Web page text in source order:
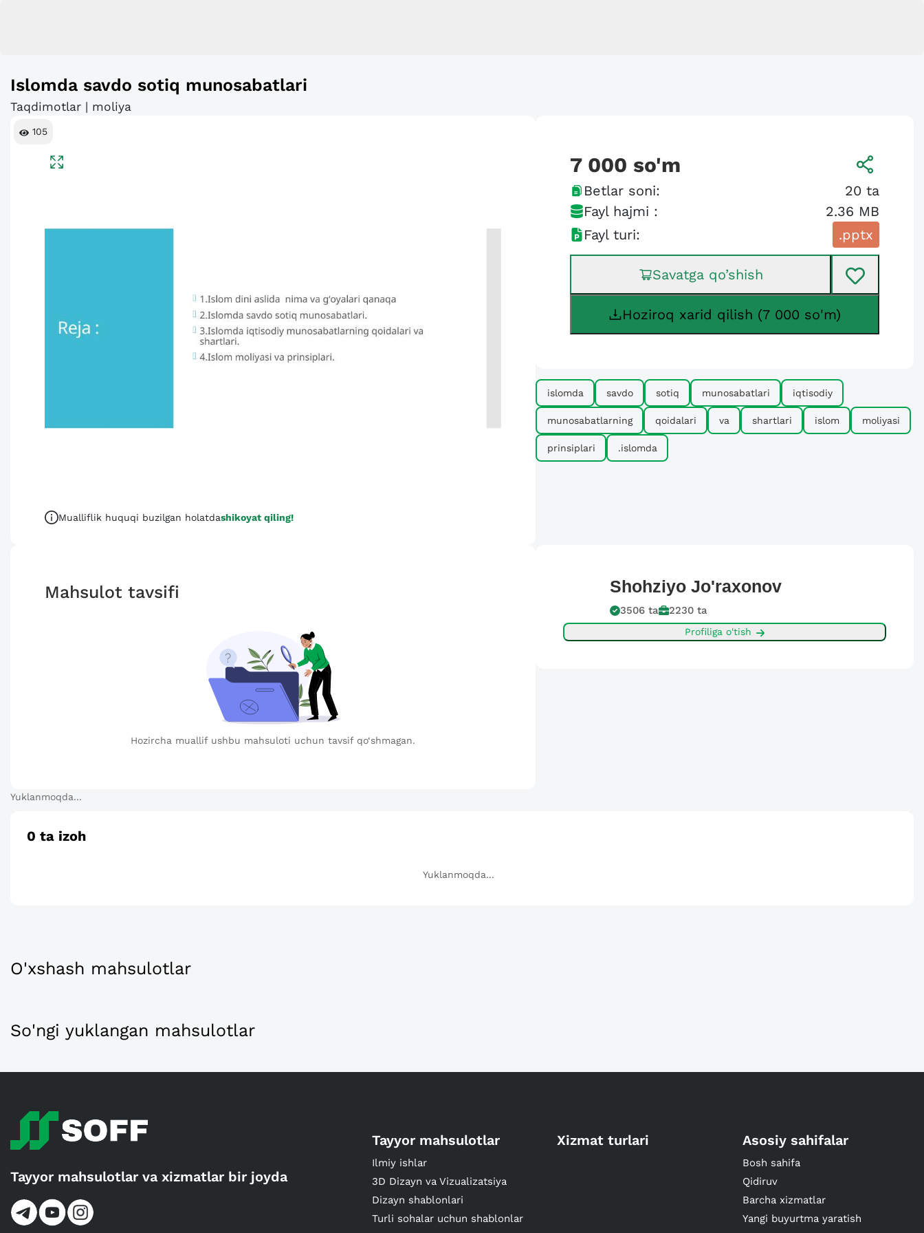
Islomda savdo sotiq munosabatlari
Taqdimotlar | moliya
105
Mualliflik huquqi buzilgan holatdashikoyat qiling!
7 000 so'm
Betlar soni: 20 ta
Fayl hajmi :
2.36 MB
Fayl turi:
.pptx
Savatga qo’shish
Hoziroq xarid qilish (7 000 so'm)
islomda savdo sotiq munosabatlari iqtisodiy
munosabatlarning qoidalari va shartlari islom moliyasi
prinsiplari .islomda
Mahsulot tavsifi
Hozircha muallif ushbu mahsuloti uchun tavsif qo‘shmagan.
Shohziyo Jo'raxonov
3506 ta 2230 ta
Profiliga o'tish
Yuklanmoqda...
0 ta izoh
Yuklanmoqda...
O'xshash mahsulotlar
So'ngi yuklangan mahsulotlar
Tayyor mahsulotlar va xizmatlar bir joyda
Tayyor mahsulotlar
Ilmiy ishlar
3D Dizayn va Vizualizatsiya
Dizayn shablonlari
Turli sohalar uchun shablonlar
Xizmat turlari Asosiy sahifalar
Bosh sahifa
Qidiruv
Barcha xizmatlar
Yangi buyurtma yaratish